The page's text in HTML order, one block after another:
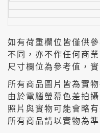
如有荷重欄位皆僅供
不同，亦不作任何商業
尺寸欄位為參考值，
所有商品圖片皆為實
由於電腦螢幕色差拍
照片與實物可能會略有
所有商品請以實物為準